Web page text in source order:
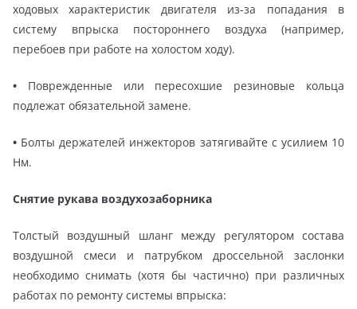
ходовых характеристик двигателя из-за попадания в
систему впрыска постороннего воздуха (например,
перебоев при работе на холостом ходу).
• Поврежденные или пересохшие резиновые кольца
подлежат обязательной замене.
• Болты держателей инжекторов затягивайте с усилием 10
Нм.
Снятие рукава воздухозаборника
Толстый воздушный шланг между регулятором состава
воздушной смеси и патрубком дроссельной заслонки
необходимо снимать (хотя бы частично) при различных
работах по ремонту системы впрыска: